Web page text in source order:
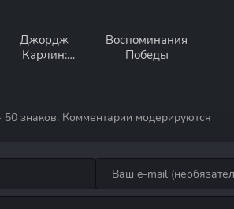
Джордж
Карлин:
Воспоминания
Победы
знаков. Комментарии модерируются